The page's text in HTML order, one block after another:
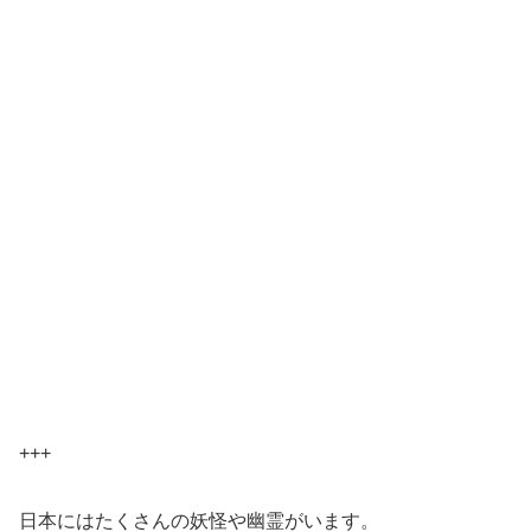
+++
日本にはたくさんの妖怪や幽霊がいます。